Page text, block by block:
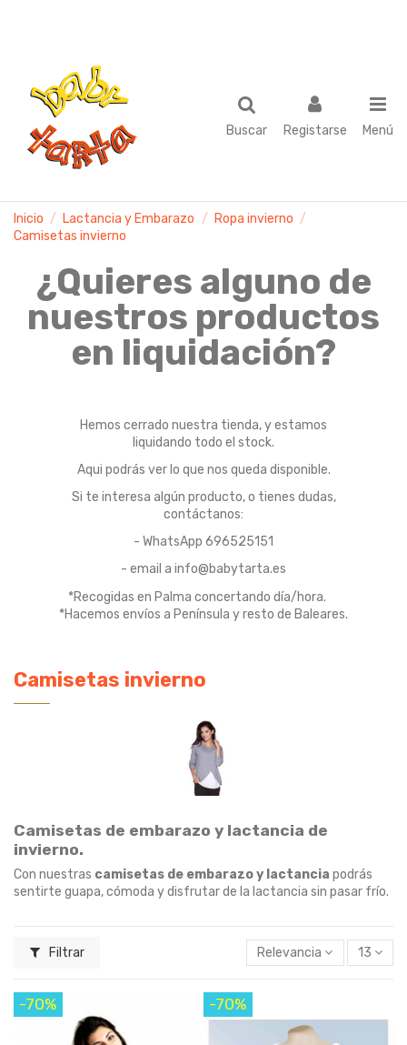
Buscar Registarse Menú
Inicio Lactancia y Embarazo
Ropa invierno
Camisetas invierno
¿Quieres alguno de
nuestros productos
en liquidación?
Hemos cerrado nuestra tienda, y estamos
liquidando todo el stock.
Aqui podrás ver lo que nos queda disponible.
Si te interesa algún producto, o tienes dudas,
contáctanos:
- WhatsApp 696525151
- email a info@babytarta.es
*Recogidas en Palma concertando día/hora.
*Hacemos envíos a Península y resto de Baleares.
Camisetas invierno
Camisetas de embarazo y lactancia de
invierno.
Con nuestras camisetas de embarazo y lactancia podrás
sentirte guapa, cómoda y disfrutar de la lactancia sin pasar frío.
Filtrar Relevancia 13
-70% -70%